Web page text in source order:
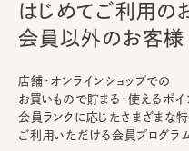
はじめてご利用の
会員以外のお客様
店舗・オンラインショップでの
お買いもので貯まる・使えるポイ
会員ランクに応じたさまざまな
ご利用いただける会員プログラ